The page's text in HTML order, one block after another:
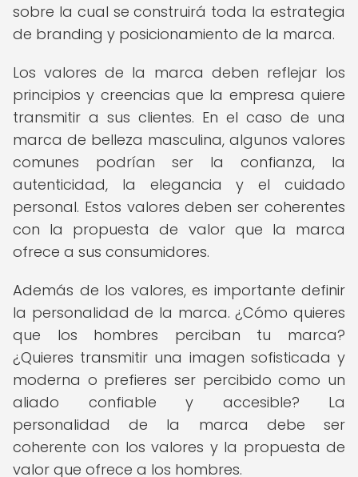
sobre la cual se construirá toda la estrategia
de branding y posicionamiento de la marca.
Los valores de la marca deben reflejar los
principios y creencias que la empresa quiere
transmitir a sus clientes. En el caso de una
marca de belleza masculina, algunos valores
comunes podrían ser la confianza, la
autenticidad, la elegancia y el cuidado
personal. Estos valores deben ser coherentes
con la propuesta de valor que la marca
ofrece a sus consumidores.
Además de los valores, es importante definir
la personalidad de la marca. ¿Cómo quieres
que los hombres perciban tu marca?
¿Quieres transmitir una imagen sofisticada y
moderna o prefieres ser percibido como un
aliado confiable y accesible? La
personalidad de la marca debe ser
coherente con los valores y la propuesta de
valor que ofrece a los hombres.